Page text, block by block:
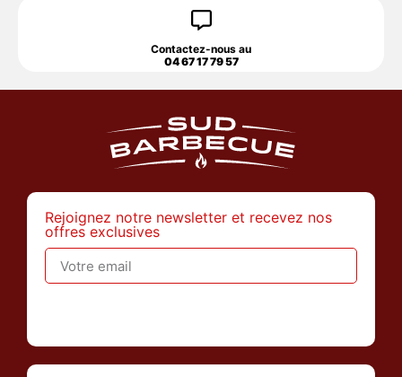
Contactez-nous au
04 67 17 79 57
Rejoignez notre newsletter et recevez nos
offres exclusives